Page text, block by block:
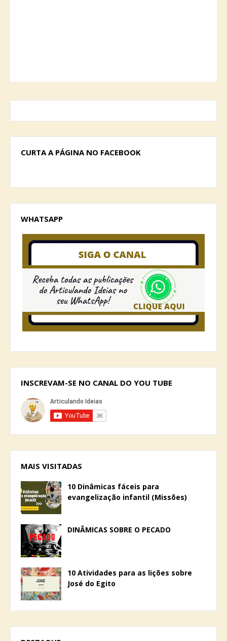
CURTA A PÁGINA NO FACEBOOK
WHATSAPP
INSCREVAM-SE NO CANAL DO YOU TUBE
MAIS VISITADAS
10 Dinâmicas fáceis para
evangelização infantil (Missões)
DINÂMICAS SOBRE O PECADO
10 Atividades para as lições sobre
José do Egito